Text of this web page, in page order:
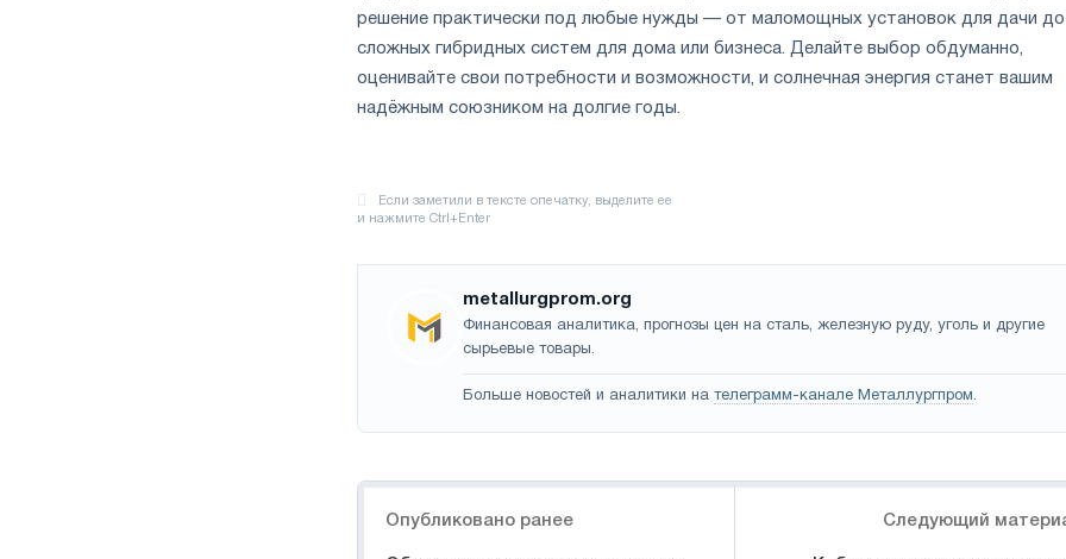
решение практически под любые нужды — от маломощных установок для дачи до
сложных гибридных систем для дома или бизнеса. Делайте выбор обдуманно,
оценивайте свои потребности и возможности, и солнечная энергия станет вашим
надёжным союзником на долгие годы.
metallurgprom.org
Финансовая аналитика, прогнозы цен на сталь, железную руду, уголь и другие
сырьевые товары.
Больше новостей и аналитики на телеграмм-канале Металлургпром.
Опубликовано ранее
Следующий